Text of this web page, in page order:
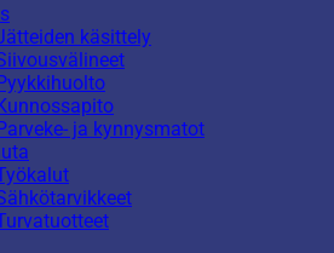
käsittely
ja kynnysmatot